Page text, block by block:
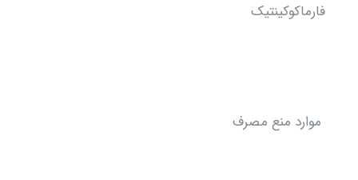
فارماکوکينتيک
موارد منع مصرف